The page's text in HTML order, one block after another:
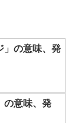
」の意味、発
の意味、発